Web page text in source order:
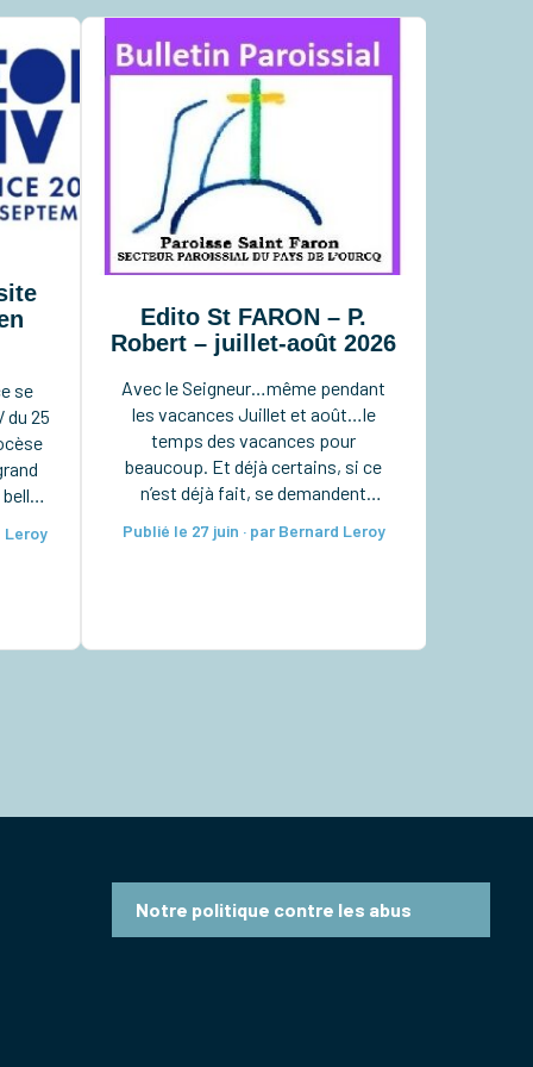
se
du 25
Leroy
Edito St FARON – P.
Robert – juillet-août 2026
Avec le Seigneur…même pendant
les vacances Juillet et août…le
temps des vacances pour
beaucoup. Et déjà certains, si ce
n’est déjà fait, se demandent
vivre. Pour nous, chrétiens, avons-
chercher à […]
Publié le 27 juin · par Bernard Leroy
Notre politique contre les abus